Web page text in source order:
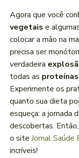
Agora que você
vegetais e
colocar a mão na
precisa ser
verdadeira
todas as
Experimente os
quanto sua dieta
esqueça: a jornada
descobertas.
o site Jornal Saúde
incríveis!